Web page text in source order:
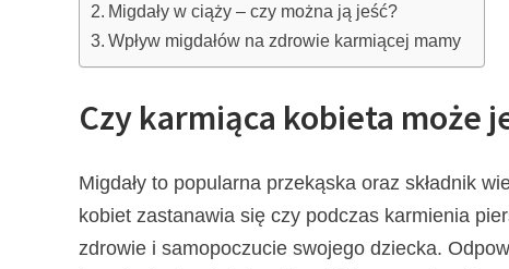
Migdały w ciąży – czy można ją jeść?
Wpływ migdałów na zdrowie karmiącej mamy
Czy karmiąca kobieta może
Migdały to popularna przekąska oraz składnik
kobiet zastanawia się czy podczas karmienia
zdrowie i samopoczucie swojego dziecka.